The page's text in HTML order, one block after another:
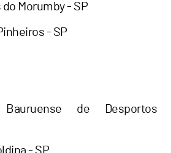
do Morumby - SP
- SP
Bauruense de Desportos
- SP